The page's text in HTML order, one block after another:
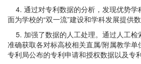
4. 通过对专利数据的分析，发现优势学
面为学校的“双一流”建设和学科发展提供数
5. 加强了数据的人工处理。通过人工检
准确获取各对标高校相关直属/附属教学
专利局公布的专利申请和授权数据以及专